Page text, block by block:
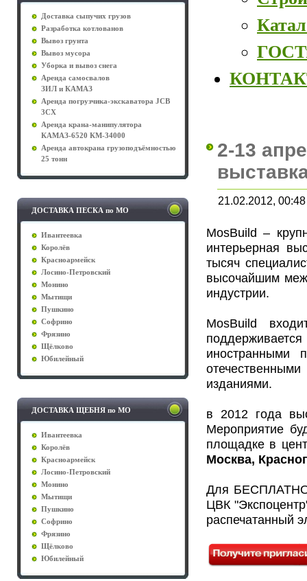
Доставка сыпучих грузов
Разработка котлованов
Вывоз грунта
Вывоз мусора
Уборка и вывоз снега
Аренда самосвалов
ЗИЛ и КАМАЗ
Аренда погрузчика-экскаватора JCB
3CX
Аренда крана-манипулятора
КАМАЗ-6520 КМ-34000
Аренда автокрана грузоподъёмностью
25 тонн
ДОСТАВКА ПЕСКА по МО
Ивантеевка
Королёв
Красноармейск
Лосино-Петровский
Монино
Мытищи
Пушкино
Софрино
Фрязино
Щёлково
Юбилейный
ДОСТАВКА ЩЕБНЯ по МО
Ивантеевка
Королёв
Красноармейск
Лосино-Петровский
Монино
Мытищи
Пушкино
Софрино
Фрязино
Щёлково
Юбилейный
2-13
21.02.2012,
MosBuild –
интерьерная
тысяч
высочайшим
индустрии.
MosBuild
иностранными
изданиями.
в 2012 года
Мероприятие
площадке в
Москва,
Для
ЦВК
распечатанный